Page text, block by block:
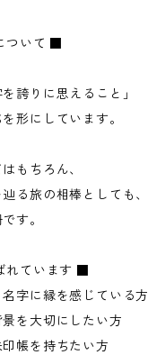
ついて ■
誇りに思えること」
形にしています。
もちろん、
る旅の相棒としても、
す。
れています ■
字に縁を感じている方
を大切にしたい方
帳を持ちたい方